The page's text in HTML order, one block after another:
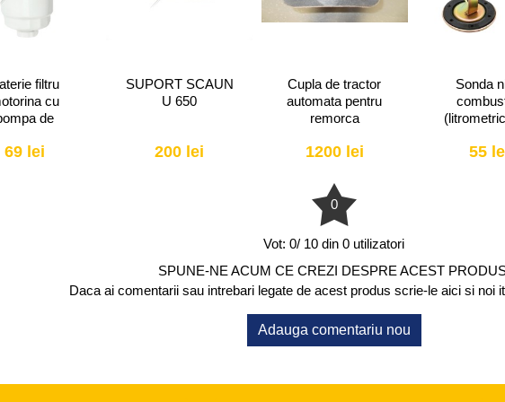
SCAUN
U 650
200 lei
Cupla de tractor
automata pentru
1200 lei
Sonda nivel
combustibil
(litrometrica) U-
55 lei
Sonda
mare
30
0
Vot: 0/ 10 din 0 utilizatori
SPUNE-NE ACUM CE CREZI DESPRE ACEST
Daca ai comentarii sau intrebari legate de acest produs scrie-le aici si noi
Adauga comentariu nou